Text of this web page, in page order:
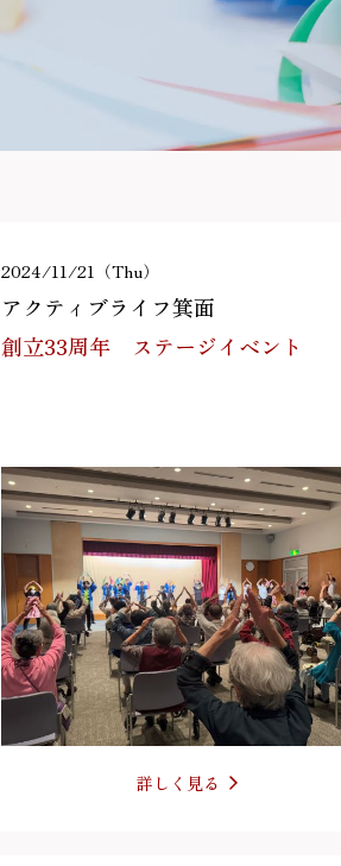
2024/11/21（Thu）
アクティブライフ箕面
創立33周年 ステージイベント
詳しく見る